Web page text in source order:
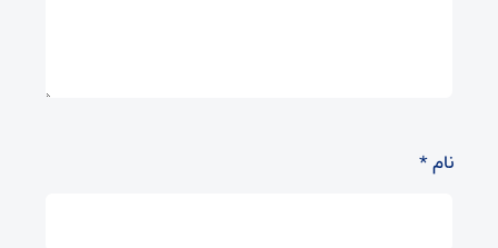
نام*